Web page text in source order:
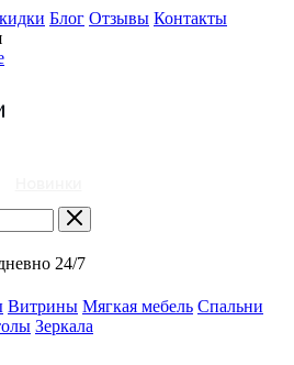
Блог Отзывы Контакты
24/7
Витрины Мягкая мебель Спальни
Зеркала